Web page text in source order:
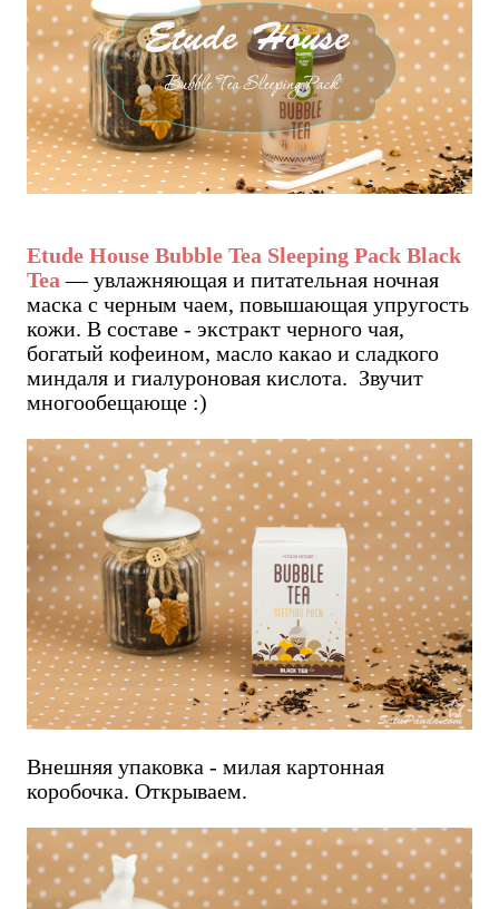
Etude House Bubble Tea Sleeping Pack Black
Tea — увлажняющая и питательная ночная
маска с черным чаем, повышающая упругость
кожи. В составе - экстракт черного чая,
богатый кофеином, масло какао и сладкого
миндаля и гиалуроновая кислота. Звучит
многообещающе :)
Внешняя упаковка - милая картонная
коробочка. Открываем.